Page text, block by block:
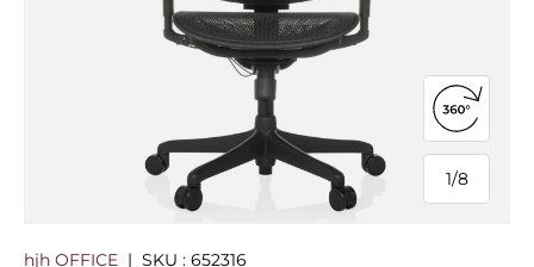
1/
de
8
Ouvrir la
hjh OFFICE | SKU : 652316